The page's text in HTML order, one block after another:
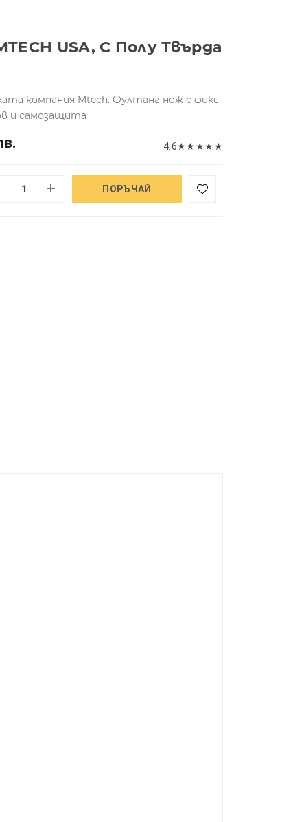
USA, С Полу Твърда
компания Mtech. Фултанг нож с фикс
и самозащита
4.6★★ ★★ ★
+ ПОРЪЧАЙ